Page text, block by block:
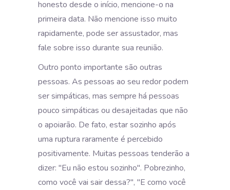
honesto desde o início, mencione-o na
primeira data. Não mencione isso muito
rapidamente, pode ser assustador, mas
fale sobre isso durante sua reunião.
Outro ponto importante são outras
pessoas. As pessoas ao seu redor podem
ser simpáticas, mas sempre há pessoas
pouco simpáticas ou desajeitadas que não
o apoiarão. De fato, estar sozinho após
uma ruptura raramente é percebido
positivamente. Muitas pessoas tenderão a
dizer: "Eu não estou sozinho". Pobrezinho,
como você vai sair dessa?", "E como você